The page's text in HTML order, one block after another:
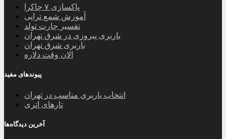
پاکسازی ۷ چاکرا
آموزش شمع تراپی
تفسیر چارت تولد
باربری پیروزی در شرق تهران
باربری شرق تهران
الان وقت دلاره
پیوندهای مفید
انتخاب باربری مناسب در تهران
تارهای اتری
آخرین دیدگاه‌ها